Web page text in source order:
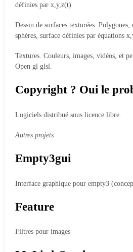
définies par x,y,z(t)
Dessin de surfaces texturées. Polygones,
sphères, surface définies par équations
Textures. Couleurs, images, vidéos, et
Open gl glsl.
Copyright ? Oui le
Logiciels distribué sous licence libre.
Autres projets
Empty3gui
Interface graphique pour empty3
Feature
Filtres pour images